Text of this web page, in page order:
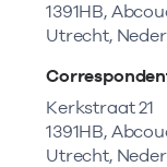
Bekijk de
log in voor
Naar
1391HB,
Utrecht,
Kerkstraat 21
1391HB,
Utrecht,